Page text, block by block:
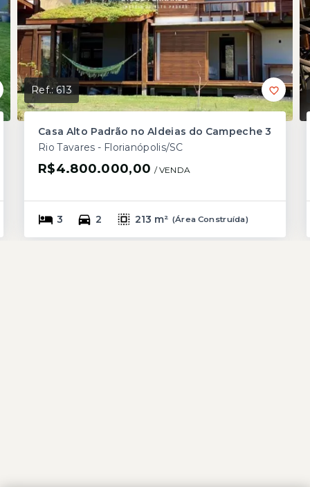
Ref.:613
Casa Alto Padrão no Aldeias do Campeche 3
Rio Tavares - Florianópolis/SC
R$4.800.000,00 / VENDA
3 2 213 m² (Área Construída)